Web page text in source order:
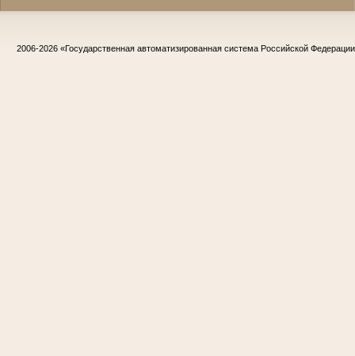
2006-2026 «Государственная автоматизированная система Российской